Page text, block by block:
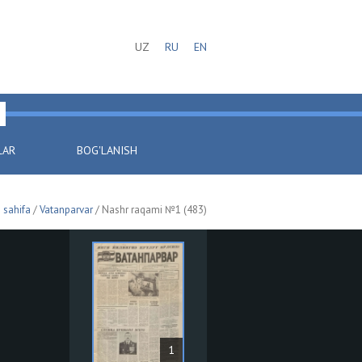
UZ RU EN
BOG'LANISH
sahifa /Vatanparvar/ Nashr raqami №1 (483)
1